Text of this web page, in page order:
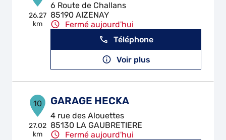
26.27
km
6 Route de Challans
85190 AIZENAY
Fermé aujourd'hui
Téléphone
Voir plus
10
27.02
km
GARAGE HECKA
4 rue des Alouettes
85130 LA GAUBRETIERE
Fermé aujourd'hui